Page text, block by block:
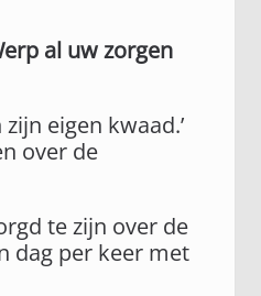
al uw zorgen
eigen kwaad.’
over de
te zijn over de
dag per keer met